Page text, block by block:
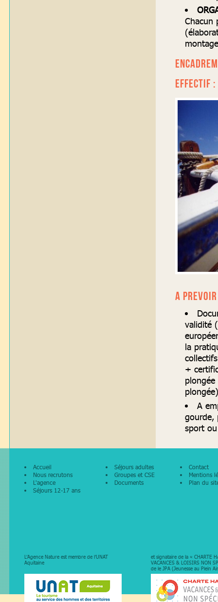
Chacun
EFFECTIF :
A
validité
la
+
A
gourde,
sport
Accueil
Nous recrutons
L'agence
Séjours 12-17 ans
Séjours adultes
Groupes et CSE
Documents
Contact
Mentions
Plan du
L’Agence Nature est membre de l’UNAT
Aquitaine
et signataire de la « CHARTE
VACANCES & LOISIRS NON
de le JPA (Jeunesse au Plein